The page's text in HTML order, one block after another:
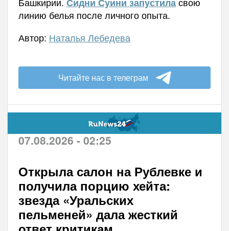
линию белья после личного опыта.
Автор: Наталья Лебедева
Читайте нас в телеграм
07.08.2026 - 02:25
Открыла салон на Рублевке и
получила порцию хейта:
звезда «Уральских
пельменей» дала жесткий